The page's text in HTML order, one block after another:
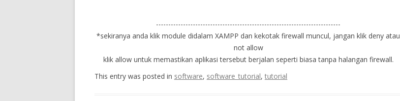
---------------------------------------------------------------------------
*sekiranya anda klik module didalam XAMPP dan kekotak firewall muncul, jangan klik deny atau
not allow
klik allow untuk memastikan aplikasi tersebut berjalan seperti biasa tanpa halangan firewall.
This entry was posted in software, software_tutorial, tutorial